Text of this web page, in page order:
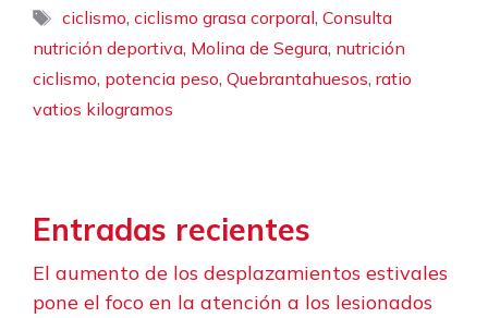
Etiquetas
ciclismo,ciclismo grasa corporal,Consulta
nutrición deportiva, Molina de Segura, nutrición
ciclismo, potencia peso, Quebrantahuesos, ratio
vatios kilogramos
Entradas recientes
El aumento de los desplazamientos estivales
pone el foco en la atención a los lesionados